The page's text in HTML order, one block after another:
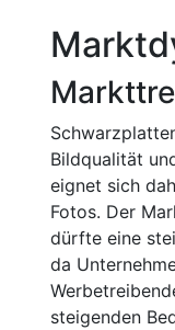
Bildqualität
eignet sich
Fotos. Der
dürfte eine
da
steigenden